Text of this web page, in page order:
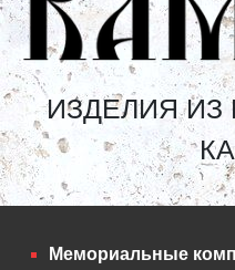
ИЗДЕЛИЯ ИЗ
Мемориальные